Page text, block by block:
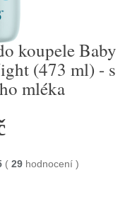
koupele Baby
(473 ml) - s
mléka
( 29 hodnocení )